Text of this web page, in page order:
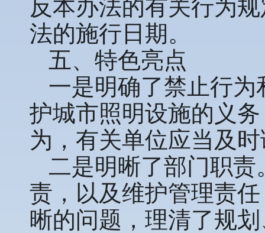
反本办法的有关行为
法的施行日期。
五、特色亮点
一是明确了禁止行
护城市照明设施的义
为，有关单位应当及
二是明晰了部门职
责，以及维护管理责
晰的问题，理清了规